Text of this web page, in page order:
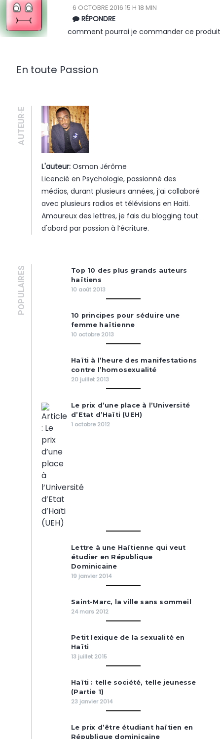
6 OCTOBRE 2016 15 H 18 MIN
RÉPONDRE
comment pourrai je commander ce produit
En toute Passion
AUTEUR·E
L'auteur: Osman Jérôme
Licencié en Psychologie, passionné des
médias, durant plusieurs années, j’ai collaboré
avec plusieurs radios et télévisions en Haïti.
Amoureux des lettres, je fais du blogging tout
d'abord par passion à l’écriture.
POPULAIRES
Top 10 des plus grands auteurs
haïtiens
10 août 2013
10 principes pour séduire une
femme haïtienne
10 octobre 2013
Haïti à l’heure des manifestations
contre l’homosexualité
20 juillet 2013
Le prix d’une place à l’Université
d’Etat d’Haïti (UEH)
1 octobre 2012
Lettre à une Haïtienne qui veut
étudier en République
Dominicaine
19 janvier 2014
Saint-Marc, la ville sans sommeil
24 mars 2012
Petit lexique de la sexualité en
Haïti
13 juillet 2015
Haïti : telle société, telle jeunesse
(Partie 1)
23 janvier 2014
Le prix d’être étudiant haïtien en
République dominicaine